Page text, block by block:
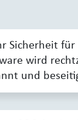
Sicherheit für
wird
und